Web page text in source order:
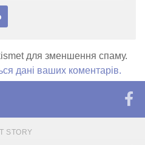
для зменшення спаму.
дані ваших коментарів.
STORY